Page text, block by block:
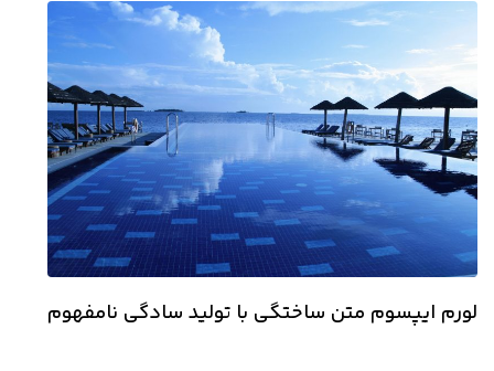
لورم ایپسوم متن ساختگی با تولید سادگی نامفهوم